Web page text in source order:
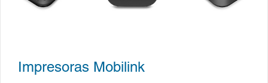
Impresoras Mobilink